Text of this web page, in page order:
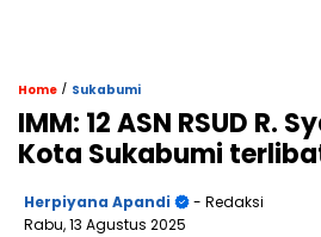
Home / Sukabumi
IMM: 12 ASN RSUD R.
Kota Sukabumi
Herpiyana Apandi
- Redaksi
Rabu, 13 Agustus 2025